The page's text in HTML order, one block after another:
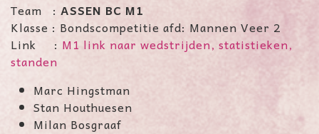
Team : ASSEN BC M1
Klasse : Bondscompetitie afd: Mannen Veer 2
Link : M1 link naar wedstrijden, statistieken,
standen
Marc Hingstman
Stan Houthuesen
Milan Bosgraaf